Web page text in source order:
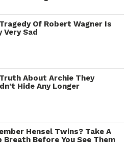
Of Robert Wagner Is
Very Sad
About Archie They
Hide Any Longer
Hensel Twins? Take A
Breath Before You See Them